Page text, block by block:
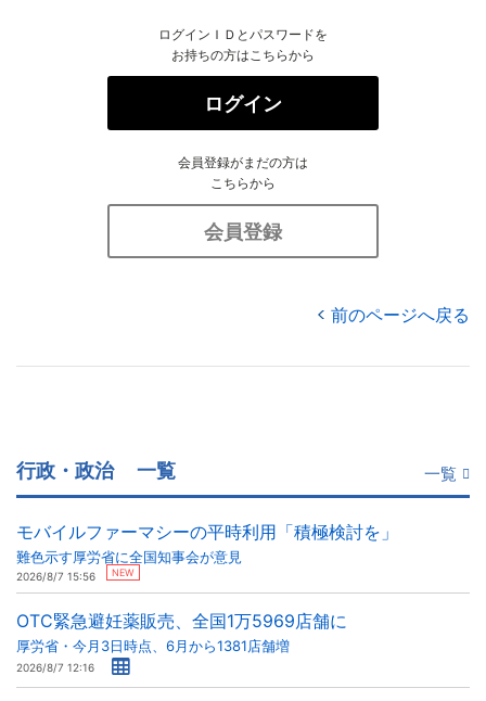
ログインＩＤとパスワードを
お持ちの方はこちらから
ログイン
会員登録がまだの方は
こちらから
会員登録
前のページへ戻る
行政・政治 一覧 一覧
モバイルファーマシーの平時利用「積極検討を」
難色示す厚労省に全国知事会が意見
2026/8/7 15:56 NEW
OTC緊急避妊薬販売、全国1万5969店舗に
厚労省・今月3日時点、6月から1381店舗増
2026/8/7 12:16